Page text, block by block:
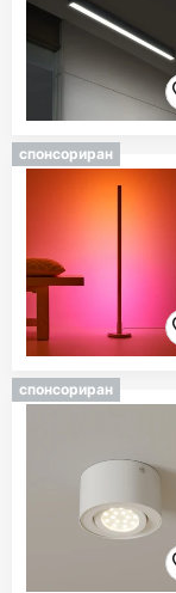
спонсориран
спонсориран